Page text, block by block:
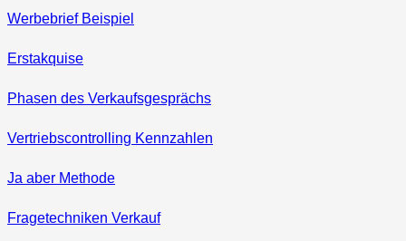
Werbebrief Beispiel
Erstakquise
Phasen des Verkaufsgesprächs
Vertriebscontrolling Kennzahlen
Ja aber Methode
Fragetechniken Verkauf